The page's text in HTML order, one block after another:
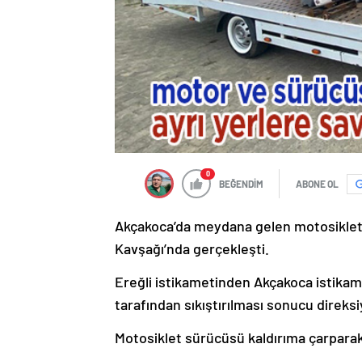
0
BEĞENDİM ABONE OL
Akçakoca’da meydana gelen
Kavşağı’nda gerçekleşti.
Ereğli istikametinden Akçakoca
tarafından sıkıştırılması sonucu
Motosiklet sürücüsü kaldırıma